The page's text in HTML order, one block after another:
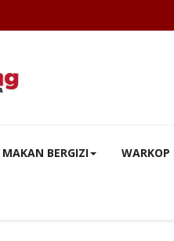
MAKAN BERGIZI WARKOP